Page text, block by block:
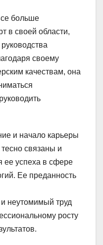
больше
в своей области,
своему
качествам, она
и начало карьеры
связаны и
ее успеха в сфере
Ее преданность
неутомимый труд
росту